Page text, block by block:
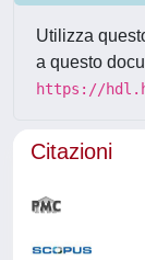
Utilizza
a questo
https://
Citazioni